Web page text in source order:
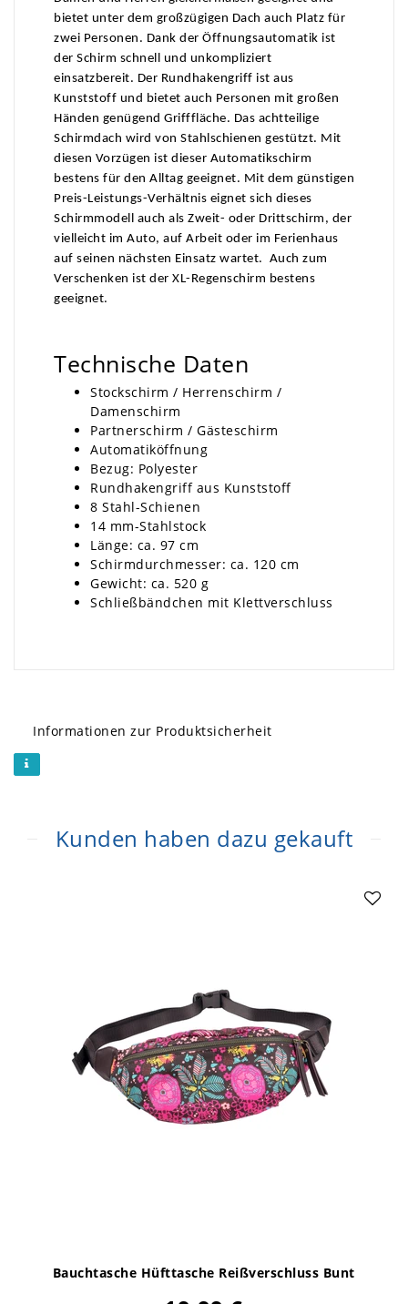
bietet unter dem großzügigen Dach auch Platz für
zwei Personen. Dank der Öffnungsautomatik ist
der Schirm schnell und unkompliziert
einsatzbereit. Der Rundhakengriff ist aus
Kunststoff und bietet auch Personen mit großen
Händen genügend Grifffläche. Das achtteilige
Schirmdach wird von Stahlschienen gestützt. Mit
diesen Vorzügen ist dieser Automatikschirm
bestens für den Alltag geeignet. Mit dem günstigen
Preis-Leistungs-Verhältnis eignet sich dieses
Schirmmodell auch als Zweit- oder Drittschirm, der
vielleicht im Auto, auf Arbeit oder im Ferienhaus
auf seinen nächsten Einsatz wartet. Auch zum
Verschenken ist der XL-Regenschirm bestens
geeignet.
Technische Daten
Stockschirm / Herrenschirm /
Damenschirm
Partnerschirm / Gästeschirm
Automatiköffnung
Bezug: Polyester
Rundhakengriff aus Kunststoff
8 Stahl-Schienen
14 mm-Stahlstock
Länge: ca. 97 cm
Schirmdurchmesser: ca. 120 cm
Gewicht: ca. 520 g
Schließbändchen mit Klettverschluss
Informationen zur Produktsicherheit
Kunden haben dazu gekauft
Bauchtasche Hüfttasche Reißverschluss Bunt